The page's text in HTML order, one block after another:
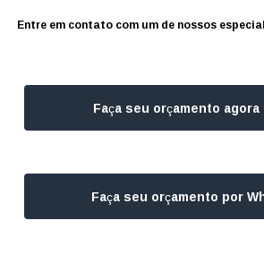
Entre em contato com um de nossos
Faça seu orçamento agora
Faça seu orçamento por